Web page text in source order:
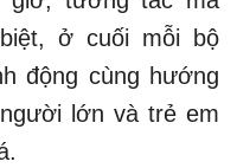
ở cuối mỗi bộ
động cùng hướng
lớn và trẻ em